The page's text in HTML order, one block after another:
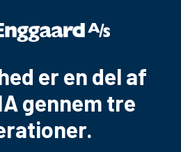
er en del af
gennem tre